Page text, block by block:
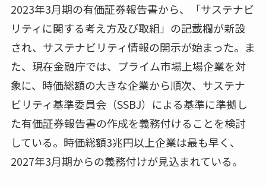
2023年3月期の有価証券報告書から、「サステナビ
リティに関する考え方及び取組」の記載欄が新設
され、サステナビリティ情報の開示が始まった。ま
た、現在金融庁では、プライム市場上場企業を対
象に、時価総額の大きな企業から順次、サステナ
ビリティ基準委員会（SSBJ）による基準に準拠し
た有価証券報告書の作成を義務付けることを検討
している。時価総額3兆円以上企業は最も早く、
2027年3月期からの義務付けが見込まれている。